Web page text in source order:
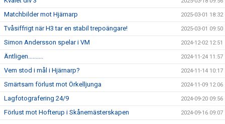
Matchbilder mot Hjärnarp 2025-03-01 18:32
Tvåsiffrigt när H3 tar en stabil trepoängare! 2025-03-01 09:50
Simon Andersson spelar i VM 2024-12-02 12:51
Äntligen.......... 2024-11-24 11:57
Vem stod i mål i Hjärnarp? 2024-11-14 10:17
Smärtsam förlust mot Örkelljunga 2024-11-09 12:06
Lagfotografering 24/9 2024-09-20 09:56
Förlust mot Hofterup i Skånemästerskapen 2024-09-16 09:07